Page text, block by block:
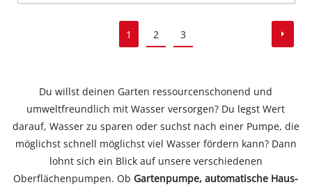
1 2 3
Du willst deinen Garten ressourcenschonend und
umweltfreundlich mit Wasser versorgen? Du legst Wert
darauf, Wasser zu sparen oder suchst nach einer Pumpe, die
möglichst schnell möglichst viel Wasser fördern kann? Dann
lohnt sich ein Blick auf unsere verschiedenen
Oberflächenpumpen. ObGartenpumpe, automatische Haus-